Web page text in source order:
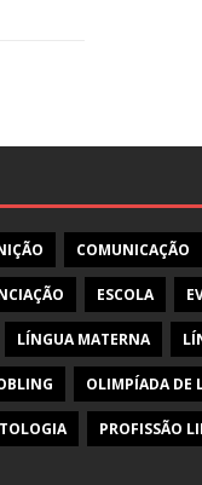
COMUNICAÇÃO
ESCOLA
LÍNGUA MATERNA
OLIMPÍADA DE
PROFISSÃO